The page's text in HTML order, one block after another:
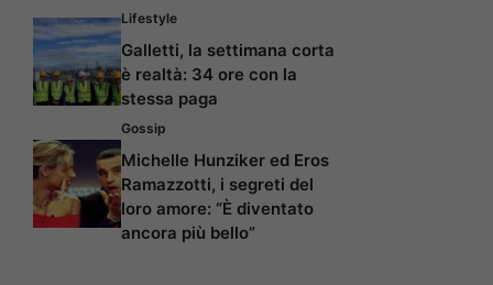
Lifestyle
Galletti, la settimana corta
è realtà: 34 ore con la
stessa paga
Gossip
Michelle Hunziker ed Eros
Ramazzotti, i segreti del
loro amore: “È diventato
ancora più bello”